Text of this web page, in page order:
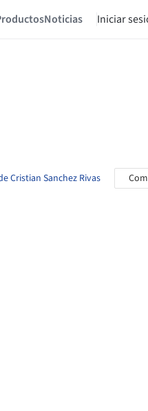
Noticias Iniciar
Cristian Sanchez Rivas